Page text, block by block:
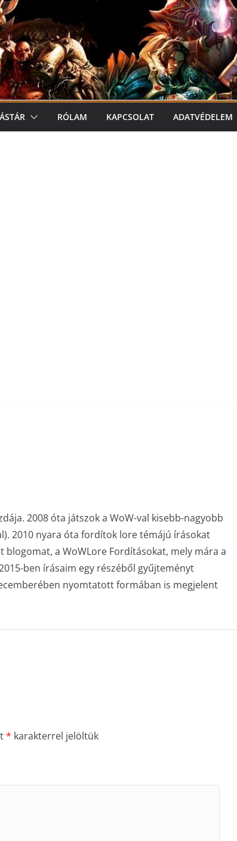
RÓLAM KAPCSOLAT ADATVÉDELEM
2008 óta játszok a WoW-val kisebb-nagyobb
2010 nyara óta fordítok lore témájú írásokat
a WoWLore Fordításokat, mely mára a
ben írásaim egy részéből gyűjteményt
nyomtatott formában is megjelent
* karakterrel jelöltük